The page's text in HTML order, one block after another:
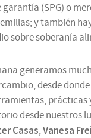
(SPG) o
y también
sobre soberanía
generamos
desde
prácticas
desde nuestros
Casas,Vanesa